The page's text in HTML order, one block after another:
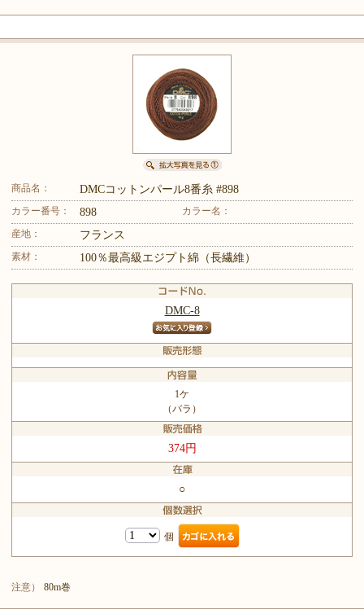
商品名： DMCコットンパール8番糸 #898
カラー番号： 898
カラー名：
産地：
フランス
素材： 100％最高級エジプト綿（長繊維）
DMC-8
1ケ
（バラ）
374円
○
個
注意） 80m巻